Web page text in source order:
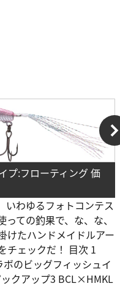
プ:フローティング 価
いわゆるフォトコンテス
ての釣果で、な、な、
けたハンドメイドルアー
チェックだ！ 目次 1
のビッグフィッシュイ
クアップ3 BCL×HMKL